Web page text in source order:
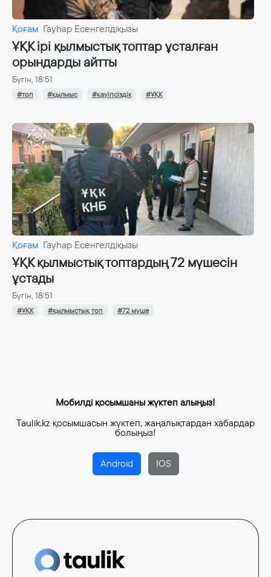
Қоғам Гауһар Есенгелдіқызы
ҰҚК ірі қылмыстық топтар ұсталған
орындарды айтты
Бүгін, 18:51
#топ #қылмыс #қауіпсіздік #ҰҚК
Қоғам Гауһар Есенгелдіқызы
ҰҚК қылмыстық топтардың 72 мүшесін
ұстады
Бүгін, 18:51
#ҰҚК #қылмыстық топ #72 мүше
Мобилді қосымшаны жүктеп алыңыз!
Taulik.kz қосымшасын жүктеп, жаңалықтардан хабардар
болыңыз!
Android IOS